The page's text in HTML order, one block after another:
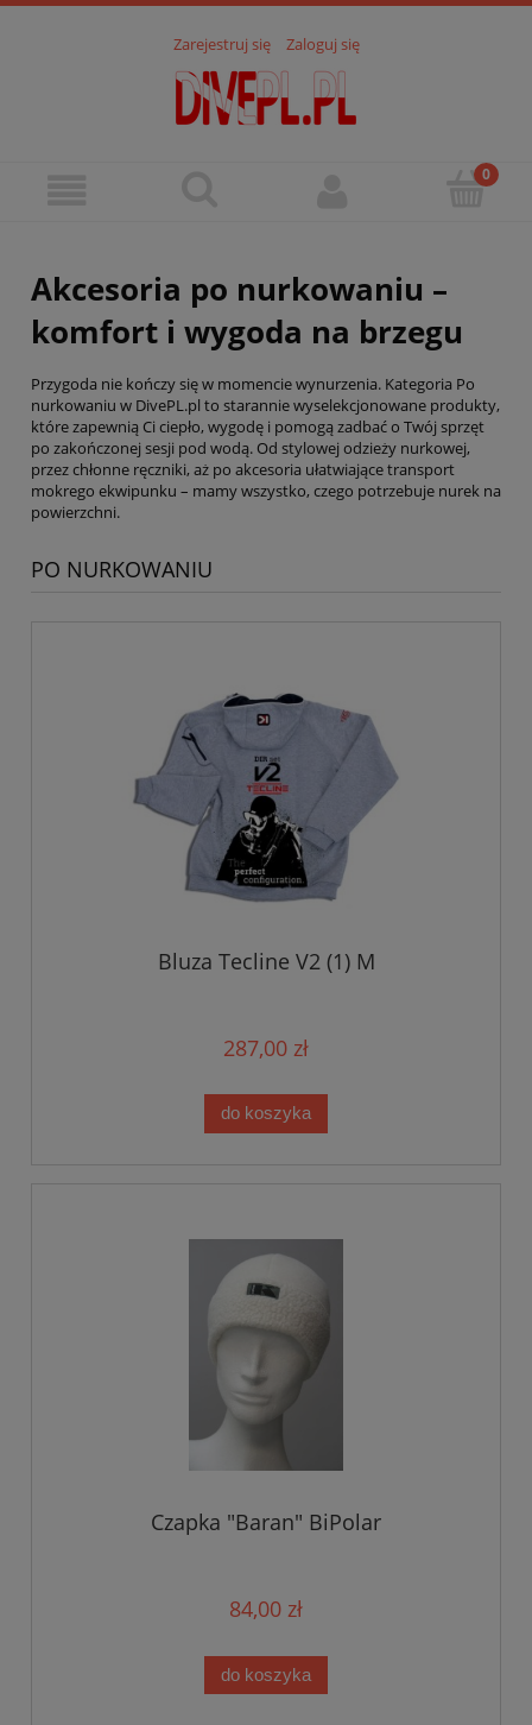
Zarejestruj się Zaloguj się
Akcesoria po nurkowaniu –
komfort i wygoda na brzegu
Przygoda nie kończy się w momencie wynurzenia. Kategoria Po
nurkowaniu w DivePL.pl to starannie wyselekcjonowane produkty,
które zapewnią Ci ciepło, wygodę i pomogą zadbać o Twój sprzęt
po zakończonej sesji pod wodą. Od stylowej odzieży nurkowej,
przez chłonne ręczniki, aż po akcesoria ułatwiające transport
mokrego ekwipunku – mamy wszystko, czego potrzebuje nurek na
powierzchni.
PO NURKOWANIU
Bluza Tecline V2 (1) M
287,00 zł
do koszyka
Czapka "Baran" BiPolar
84,00 zł
do koszyka